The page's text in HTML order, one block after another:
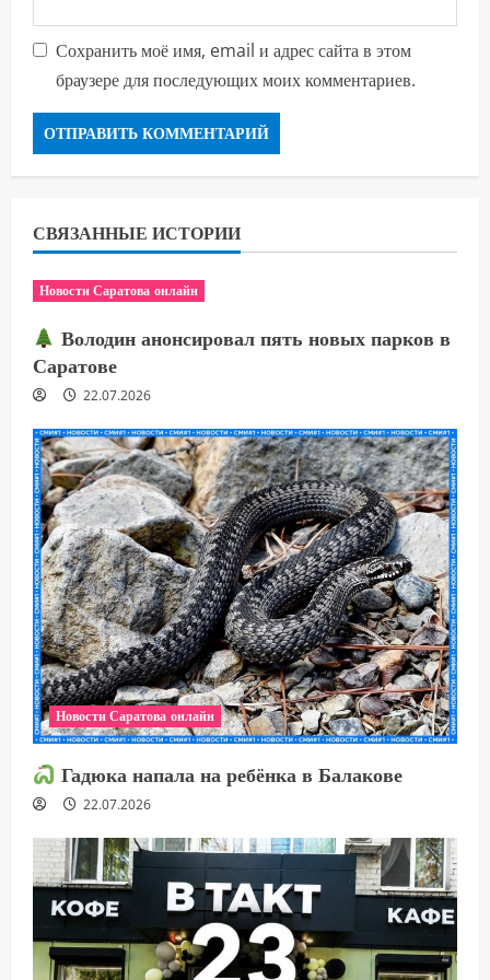
Сохранить моё имя, email и адрес сайта в этом
браузере для последующих моих комментариев.
СВЯЗАННЫЕ ИСТОРИИ
Новости Саратова онлайн
Володин анонсировал пять новых парков в
Саратове
22.07.2026
Новости Саратова онлайн
Гадюка напала на ребёнка в Балакове
22.07.2026